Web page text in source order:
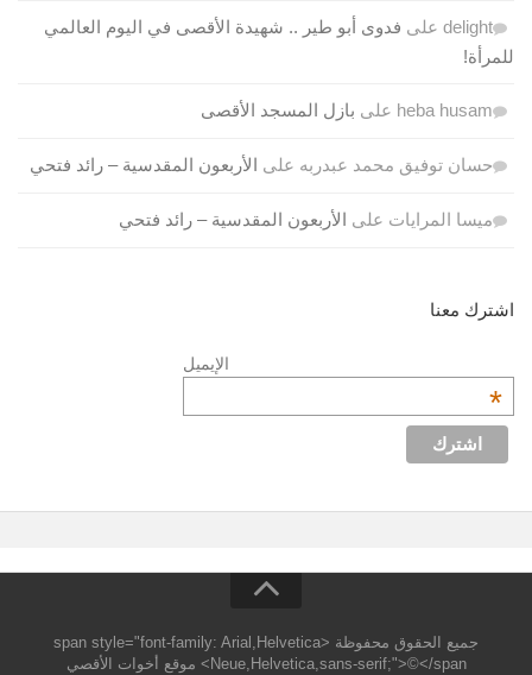
delight على فدوى أبو طير .. شهيدة الأقصى في اليوم العالمي
للمرأة!
heba husam على بازل المسجد الأقصى
حسان توفيق محمد عبدربه على الأربعون المقدسية – رائد فتحي
ميسا المرايات على الأربعون المقدسية – رائد فتحي
اشترك معنا
الإيميل
*
جميع الحقوق محفوظة <span style="font-family: Arial,Helvetica
Neue,Helvetica,sans-serif;">©</span> موقع أخوات الأقصي